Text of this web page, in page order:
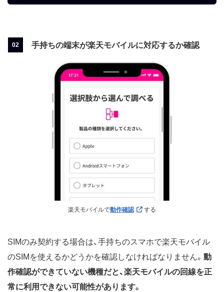
手持ちの端末が楽天モバイルに対応するか確認
楽天モバイルで動作確認 する
SIMのみ契約する場合は、手持ちのスマホで楽天モバイル
のSIMを使えるかどうかを確認しなければなりません。 動
作確認ができていない機種だと、楽天モバイルの回線を正
常に利用できない可能性があります。